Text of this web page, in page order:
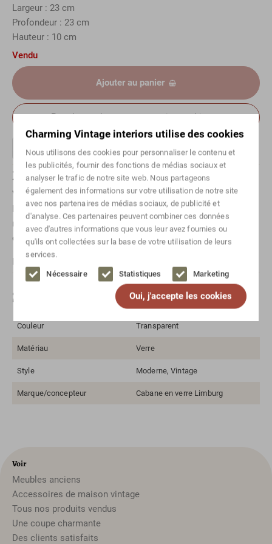
Charming Vintage interiors utilise des cookies
Nous utilisons des cookies pour personnaliser le contenu et
les publicités, fournir des fonctions de médias sociaux et
analyser le trafic de notre site web. Nous partageons
également des informations sur votre utilisation de notre site
avec nos partenaires de médias sociaux, de publicité et
d'analyse. Ces partenaires peuvent combiner ces données
avec d'autres informations que vous leur avez fournies ou
qu'ils ont collectées sur la base de votre utilisation de leurs
services.
Nécessaire Statistiques Marketing
Oui, j'accepte les cookies
Largeur : 23 cm
Profondeur : 23 cm
Hauteur : 10 cm
Vendu
Ajouter au panier
Prendre rendez-vous pour voir cet objet
Des questions sur cet article ?
Vous souhaitez en savoir plus sur un article spécifique ?
Prenez simplementcontactavec nous ! Ou envoyez-nous un
message via
Whatsapp . N'oubliez pas de mentionner l'article
concerné.
Pour les envois internationaux, veuillez
Spécifications
Couleur Transparent
Matériau Verre
Style Moderne, Vintage
Marque/concepteur Cabane en verre Limburg
Voir
Meubles anciens
Accessoires de maison vintage
Tous nos produits vendus
Une coupe charmante
Des clients satisfaits